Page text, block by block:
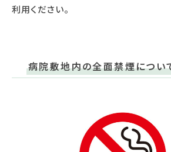
利用ください。
病院敷地内の全面禁煙につい